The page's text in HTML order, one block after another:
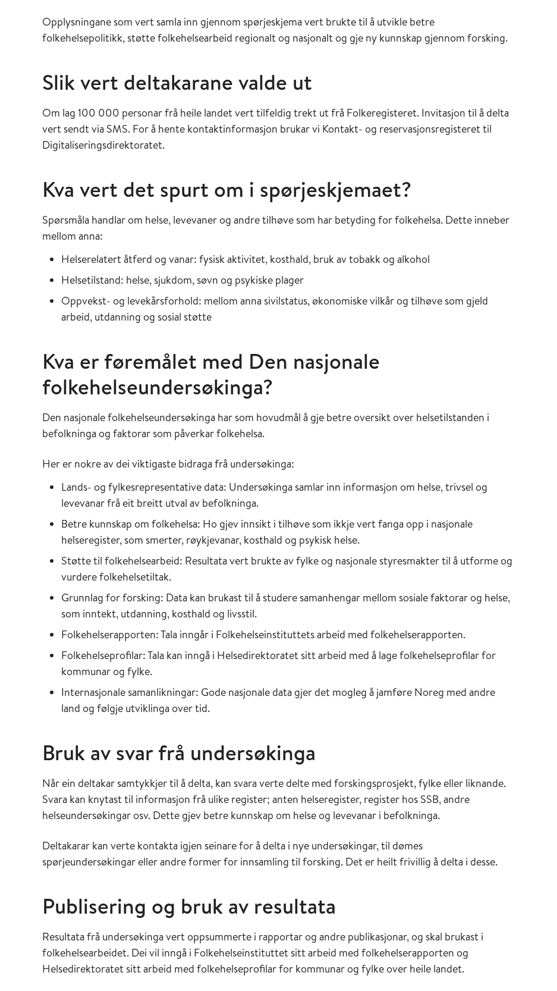
Opplysningane som vert samla inn gjennom spørjeskjema vert brukte til å utvikle betre
folkehelsepolitikk, støtte folkehelsearbeid regionalt og nasjonalt og gje ny kunnskap gjennom forsking.
Slik vert deltakarane valde ut
Om lag 100 000 personar frå heile landet vert tilfeldig trekt ut frå Folkeregisteret. Invitasjon til å delta
vert sendt via SMS. For å hente kontaktinformasjon brukar vi Kontakt- og reservasjonsregisteret til
Digitaliseringsdirektoratet.
Kva vert det spurt om i spørjeskjemaet?
Spørsmåla handlar om helse, levevaner og andre tilhøve som har betyding for folkehelsa. Dette inneber
mellom anna:
Helserelatert åtferd og vanar: fysisk aktivitet, kosthald, bruk av tobakk og alkohol
Helsetilstand: helse, sjukdom, søvn og psykiske plager
Oppvekst- og levekårsforhold: mellom anna sivilstatus, økonomiske vilkår og tilhøve som gjeld
arbeid, utdanning og sosial støtte
Kva er føremålet med Den nasjonale
folkehelseundersøkinga?
Den nasjonale folkehelseundersøkinga har som hovudmål å gje betre oversikt over helsetilstanden i
befolkninga og faktorar som påverkar folkehelsa.
Her er nokre av dei viktigaste bidraga frå undersøkinga:
Lands- og fylkesrepresentative data: Undersøkinga samlar inn informasjon om helse, trivsel og
levevanar frå eit breitt utval av befolkninga.
Betre kunnskap om folkehelsa: Ho gjev innsikt i tilhøve som ikkje vert fanga opp i nasjonale
helseregister, som smerter, røykjevanar, kosthald og psykisk helse.
Støtte til folkehelsearbeid: Resultata vert brukte av fylke og nasjonale styresmakter til å utforme og
vurdere folkehelsetiltak.
Grunnlag for forsking: Data kan brukast til å studere samanhengar mellom sosiale faktorar og helse,
som inntekt, utdanning, kosthald og livsstil.
Folkehelserapporten: Tala inngår i Folkehelseinstituttets arbeid med folkehelserapporten.
Folkehelseprofilar: Tala kan inngå i Helsedirektoratet sitt arbeid med å lage folkehelseprofilar for
kommunar og fylke.
Internasjonale samanlikningar: Gode nasjonale data gjer det mogleg å jamføre Noreg med andre
land og følgje utviklinga over tid.
Bruk av svar frå undersøkinga
Når ein deltakar samtykkjer til å delta, kan svara verte delte med forskingsprosjekt, fylke eller liknande.
Svara kan knytast til informasjon frå ulike register; anten helseregister, register hos SSB, andre
helseundersøkingar osv. Dette gjev betre kunnskap om helse og levevanar i befolkninga.
Deltakarar kan verte kontakta igjen seinare for å delta i nye undersøkingar, til dømes
spørjeundersøkingar eller andre former for innsamling til forsking. Det er heilt frivillig å delta i desse.
Publisering og bruk av resultata
Resultata frå undersøkinga vert oppsummerte i rapportar og andre publikasjonar, og skal brukast i
folkehelsearbeidet. Dei vil inngå i Folkehelseinstituttet sitt arbeid med folkehelserapporten og
Helsedirektoratet sitt arbeid med folkehelseprofilar for kommunar og fylke over heile landet.